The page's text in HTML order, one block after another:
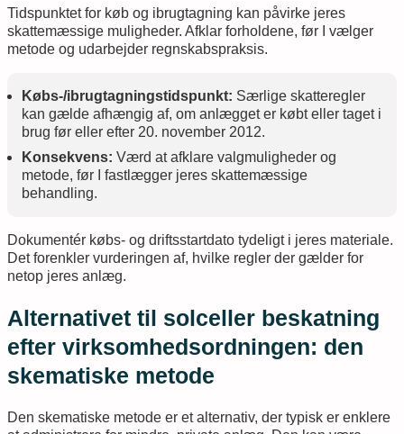
Tidspunktet for køb og ibrugtagning kan påvirke jeres
skattemæssige muligheder. Afklar forholdene, før I vælger
metode og udarbejder regnskabspraksis.
Købs-/ibrugtagningstidspunkt: Særlige skatteregler
kan gælde afhængig af, om anlægget er købt eller taget i
brug før eller efter 20. november 2012.
Konsekvens: Værd at afklare valgmuligheder og
metode, før I fastlægger jeres skattemæssige
behandling.
Dokumentér købs- og driftsstartdato tydeligt i jeres materiale.
Det forenkler vurderingen af, hvilke regler der gælder for
netop jeres anlæg.
Alternativet til solceller beskatning
efter virksomhedsordningen: den
skematiske metode
Den skematiske metode er et alternativ, der typisk er enklere